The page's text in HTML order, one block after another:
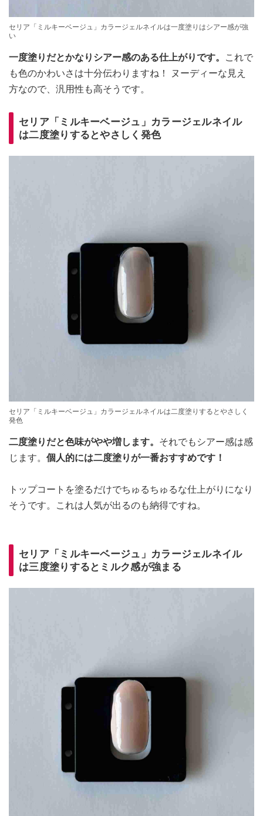
セリア「ミルキーベージュ」カラージェルネイルは一度塗りはシアー感が強
い
一度塗りだとかなりシアー感のある仕上がりです。
これで
も色のかわいさは十分伝わりますね！ ヌーディーな見え
方なので、汎用性も高そうです。
セリア「ミルキーベージュ」カラージェルネイル
は二度塗りするとやさしく発色
セリア「ミルキーベージュ」カラージェルネイルは二度塗りするとやさしく
発色
二度塗りだと色味がやや増します。 それでもシアー感は感
じます。 個人的には二度塗りが一番おすすめです！
トップコートを塗るだけでちゅるちゅるな仕上がりになり
そうです。これは人気が出るのも納得ですね。
セリア「ミルキーベージュ」カラージェルネイル
は三度塗りするとミルク感が強まる